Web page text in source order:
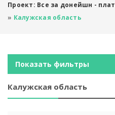
Проект: Все за донейшн -
» Калужская область
Показать фильтры
Калужская область